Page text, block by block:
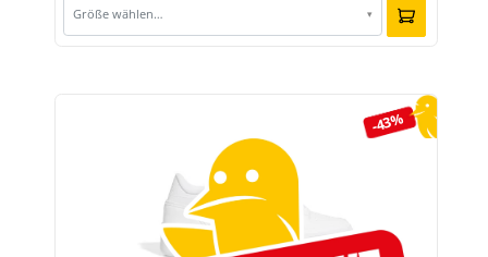
Größe wählen… ▾
-43%